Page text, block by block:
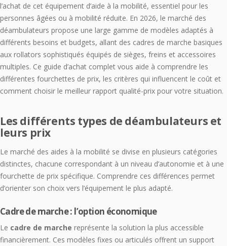
l’achat de cet équipement d’aide à la mobilité, essentiel pour les
personnes âgées ou à mobilité réduite. En 2026, le marché des
déambulateurs propose une large gamme de modèles adaptés à
différents besoins et budgets, allant des cadres de marche basiques
aux rollators sophistiqués équipés de sièges, freins et accessoires
multiples. Ce guide d’achat complet vous aide à comprendre les
différentes fourchettes de prix, les critères qui influencent le coût et
comment choisir le meilleur rapport qualité-prix pour votre situation.
Les différents types de déambulateurs et
leurs prix
Le marché des aides à la mobilité se divise en plusieurs catégories
distinctes, chacune correspondant à un niveau d’autonomie et à une
fourchette de prix spécifique. Comprendre ces différences permet
d’orienter son choix vers l’équipement le plus adapté.
Cadre de marche : l’option économique
Le cadre de marche représente la solution la plus accessible
financièrement. Ces modèles fixes ou articulés offrent un support